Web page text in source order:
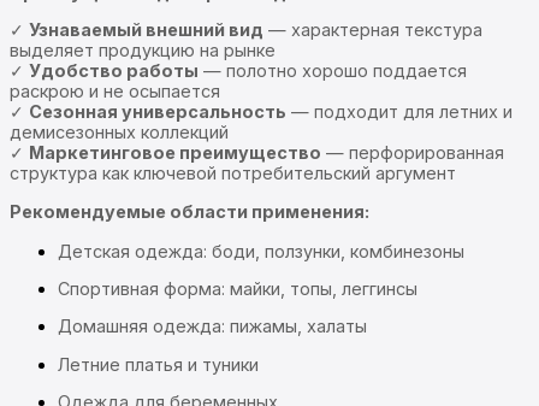
✓ Узнаваемый внешний вид — характерная текстура
выделяет продукцию на рынке
✓ Удобство работы — полотно хорошо поддается
раскрою и не осыпается
✓ Сезонная универсальность — подходит для летних и
демисезонных коллекций
✓ Маркетинговое преимущество — перфорированная
структура как ключевой потребительский аргумент
Рекомендуемые области применения:
Детская одежда: боди, ползунки, комбинезоны
Спортивная форма: майки, топы, леггинсы
Домашняя одежда: пижамы, халаты
Летние платья и туники
Одежда для беременных